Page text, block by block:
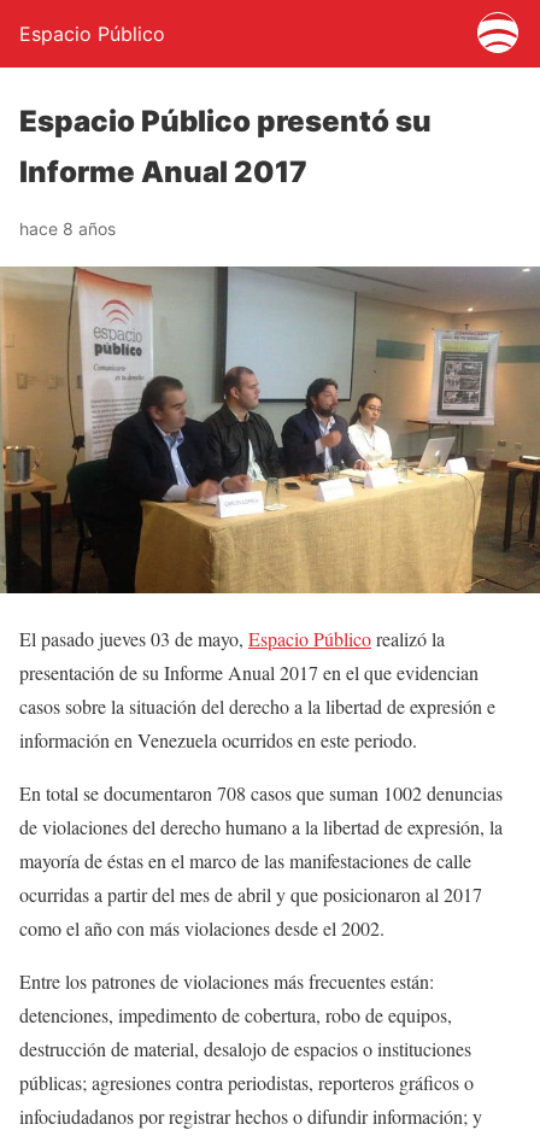
Espacio Público
Espacio Público presentó su
Informe Anual 2017
hace 8 años
El pasado jueves 03 de mayo, Espacio Públicorealizó la
presentación de su Informe Anual 2017 en el que evidencian
casos sobre la situación del derecho a la libertad de expresión e
información en Venezuela ocurridos en este periodo.
En total se documentaron 708 casos que suman 1002 denuncias
de violaciones del derecho humano a la libertad de expresión, la
mayoría de éstas en el marco de las manifestaciones de calle
ocurridas a partir del mes de abril y que posicionaron al 2017
como el año con más violaciones desde el 2002.
Entre los patrones de violaciones más frecuentes están:
detenciones, impedimento de cobertura, robo de equipos,
destrucción de material, desalojo de espacios o instituciones
públicas; agresiones contra periodistas, reporteros gráficos o
infociudadanos por registrar hechos o difundir información; y